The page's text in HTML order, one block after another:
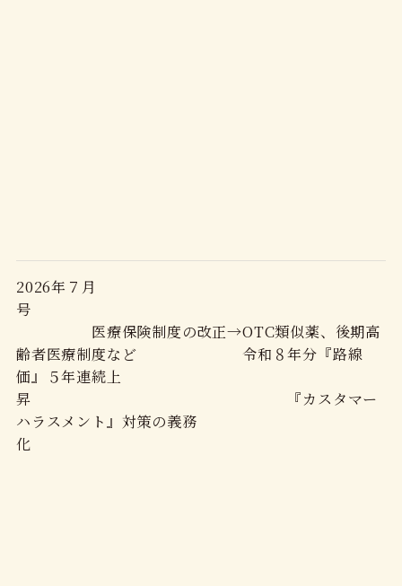
2026年７月
号
医療保険制度の改正→OTC類似薬、後期高
齢者医療制度など 令和８年分『路線
価』５年連続上
昇 『カスタマー
ハラスメント』対策の義務
化